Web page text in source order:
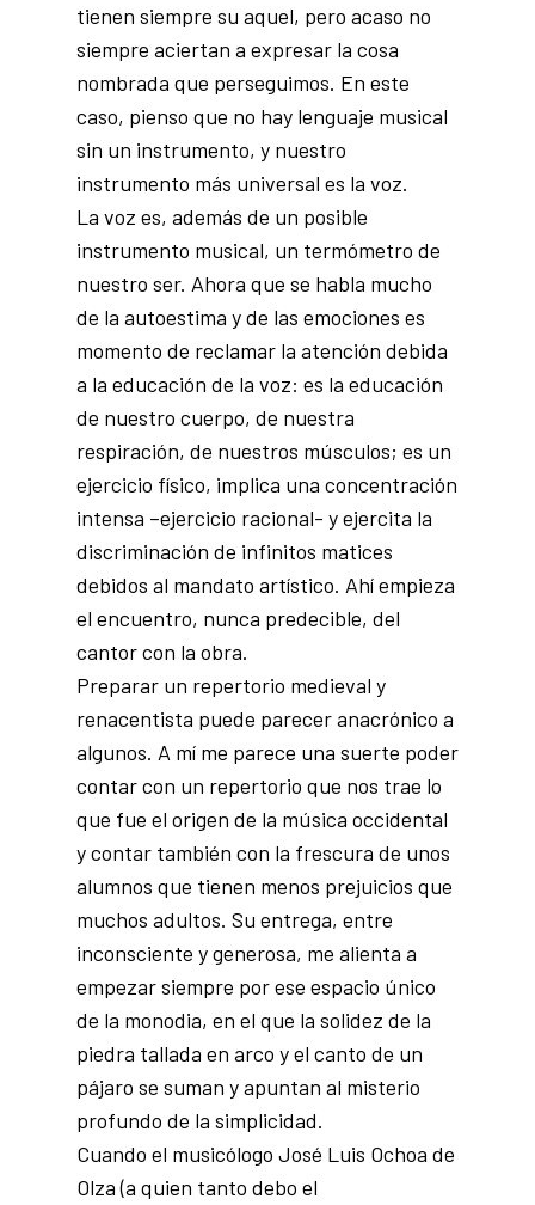
tienen siempre su aquel, pero acaso no
siempre aciertan a expresar la cosa
nombrada que perseguimos. En este
caso, pienso que no hay lenguaje musical
sin un instrumento, y nuestro
instrumento más universal es la voz.
La voz es, además de un posible
instrumento musical, un termómetro de
nuestro ser. Ahora que se habla mucho
de la autoestima y de las emociones es
momento de reclamar la atención debida
a la educación de la voz: es la educación
de nuestro cuerpo, de nuestra
respiración, de nuestros músculos; es un
ejercicio físico, implica una concentración
intensa –ejercicio racional- y ejercita la
discriminación de infinitos matices
debidos al mandato artístico. Ahí empieza
el encuentro, nunca predecible, del
cantor con la obra.
Preparar un repertorio medieval y
renacentista puede parecer anacrónico a
algunos. A mí me parece una suerte poder
contar con un repertorio que nos trae lo
que fue el origen de la música occidental
y contar también con la frescura de unos
alumnos que tienen menos prejuicios que
muchos adultos. Su entrega, entre
inconsciente y generosa, me alienta a
empezar siempre por ese espacio único
de la monodia, en el que la solidez de la
piedra tallada en arco y el canto de un
pájaro se suman y apuntan al misterio
profundo de la simplicidad.
Cuando el musicólogo José Luis Ochoa de
Olza (a quien tanto debo el